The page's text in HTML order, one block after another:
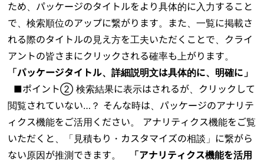
ため、パッケージのタイトルをより具体的に入力すること
で、検索順位のアップに繋がります。また、一覧に掲載さ
れる際のタイトルの見え方を工夫いただくことで、クライ
アントの皆さまにクリックされる確率も上がります。
「パッケージタイトル、詳細説明文は具体的に、明確に」
■ポイント② 検索結果に表示はされるが、クリックして
閲覧されていない…？ そんな時は、パッケージのアナリテ
ィクス機能をご活用ください。 アナリティクス機能をご覧
いただくと、「見積もり・カスタマイズの相談」に繋がら
ない原因が推測できます。
「アナリティクス機能を活用